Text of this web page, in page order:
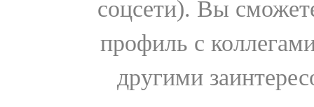
соцсети). Вы
профиль с
другими